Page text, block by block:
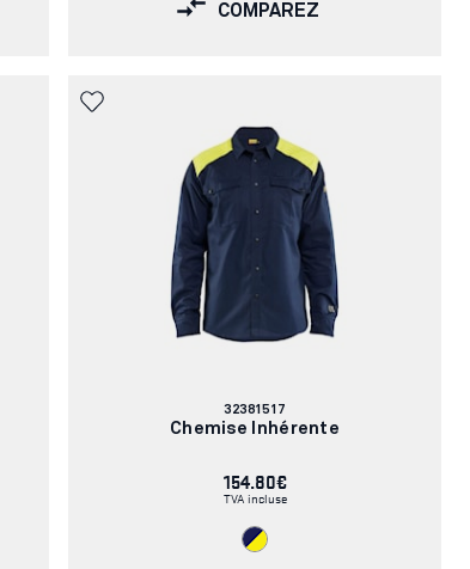
COMPAREZ
Numéro
d'article:
32381517
Chemise Inhérente
154.80€
TVA incluse